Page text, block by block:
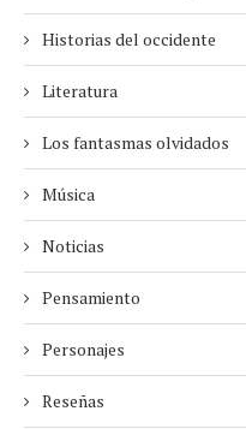
Historias del occidente
Literatura
Los fantasmas olvidados
Música
Noticias
Pensamiento
Personajes
Reseñas